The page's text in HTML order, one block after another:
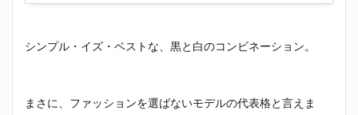
シンプル・イズ・ベストな、黒と白のコンビネーション。
まさに、ファッションを選ばないモデルの代表格と言えま